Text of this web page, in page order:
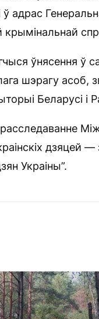
ў адрас
крымінальнай
ўнясення ў
шэрагу асоб,
Беларусі
дзяцей
Украіны”.